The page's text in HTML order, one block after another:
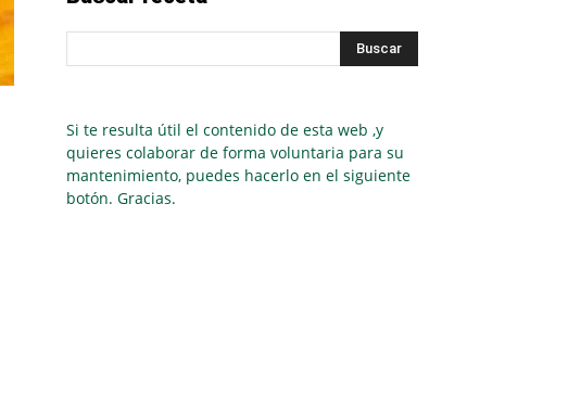
Si te resulta útil el contenido de esta web ,y
quieres colaborar de forma voluntaria para su
mantenimiento, puedes hacerlo en el siguiente
botón. Gracias.